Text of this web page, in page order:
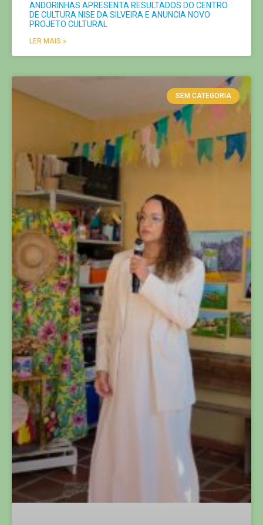
ANDORINHAS APRESENTA RESULTADOS DO CENTRO
DE CULTURA NISE DA SILVEIRA E ANUNCIA NOVO
PROJETO CULTURAL
LER MAIS »
SEM CATEGORIA